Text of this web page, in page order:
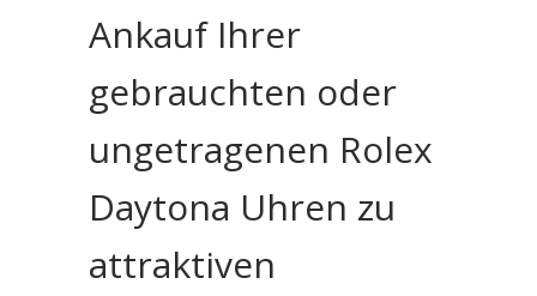
Ankauf Ihrer
gebrauchten oder
ungetragenen Rolex
Daytona Uhren zu
attraktiven